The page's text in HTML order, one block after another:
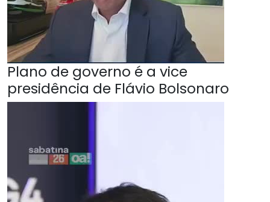
Plano de governo é a vice
presidência de Flávio Bolsonaro